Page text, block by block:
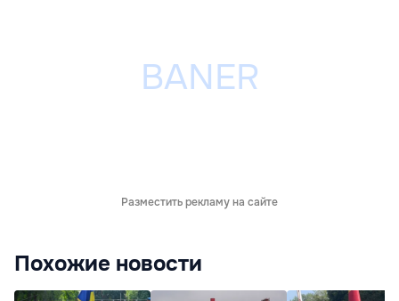
Разместить рекламу на сайте
Похожие новости